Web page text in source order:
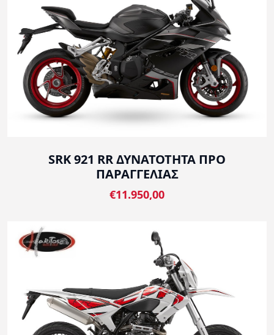
SRK 921 RR ΔΥΝΑΤΟΤΗΤΑ ΠΡΟ
ΠΑΡΑΓΓΕΛΙΑΣ
€11.950,00